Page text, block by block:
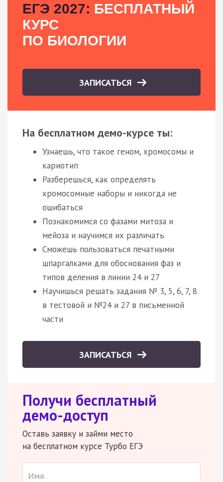
ЕГЭ 2027: БЕСПЛАТНЫЙ
КУРС
ПО БИОЛОГИИ
ЗАПИСАТЬСЯ
На бесплатном демо-курсе ты:
Узнаешь, что такое геном, хромосомы и
кариотип
Разберешься, как определять
хромосомные наборы и никогда не
ошибаться
Познакомимся со фазами митоза и
мейоза и научимся их различать
Сможешь пользоваться печатными
шпаргалками для обоснования фаз и
типов деления в линии 24 и 27
Научишься решать задания № 3, 5, 6, 7, 8
в тестовой и №24 и 27 в письменной
части
ЗАПИСАТЬСЯ
Получи бесплатный
демо-доступ
Оставь заявку и займи место
на бесплатном курсе Турбо ЕГЭ